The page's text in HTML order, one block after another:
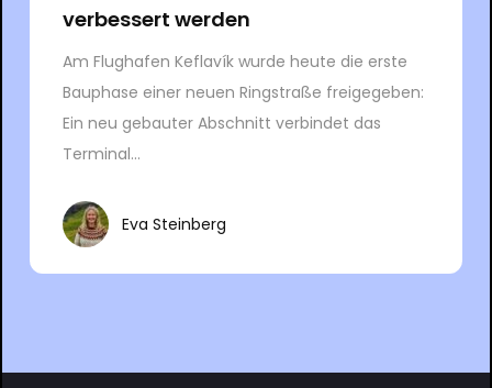
verbessert werden
Am Flughafen Keflavík wurde heute die erste
Bauphase einer neuen Ringstraße freigegeben:
Ein neu gebauter Abschnitt verbindet das
Terminal...
Eva Steinberg